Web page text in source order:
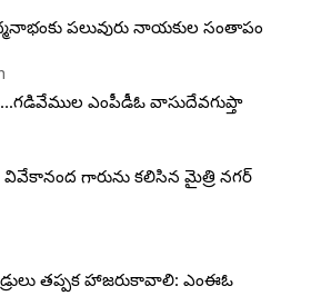
పలువురు నాయకుల సంతాపం
ఎంపీడీఓ వాసుదేవగుప్తా
వివేకానంద గారును కలిసిన మైత్రి నగర్
తప్పక హాజరుకావాలి: ఎంఈఓ